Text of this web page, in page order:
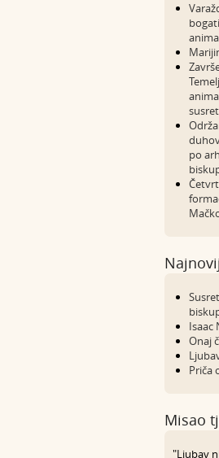
po
Isaac
Onaj
Priča
Misao
"Ljubav